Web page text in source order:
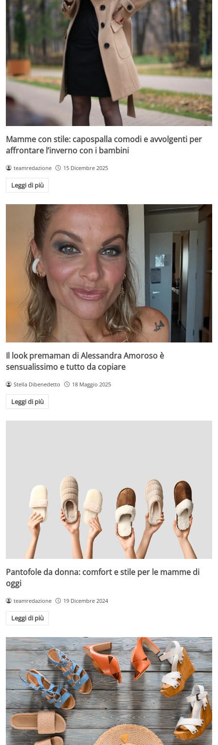
Mamme con stile: capospalla comodi e avvolgenti per
affrontare l’inverno con i bambini
teamredazione 15 Dicembre 2025
Leggi di più
Il look premaman di Alessandra Amoroso è
sensualissimo e tutto da copiare
Stella Dibenedetto 18 Maggio 2025
Leggi di più
Pantofole da donna: comfort e stile per le mamme di
oggi
teamredazione 19 Dicembre 2024
Leggi di più